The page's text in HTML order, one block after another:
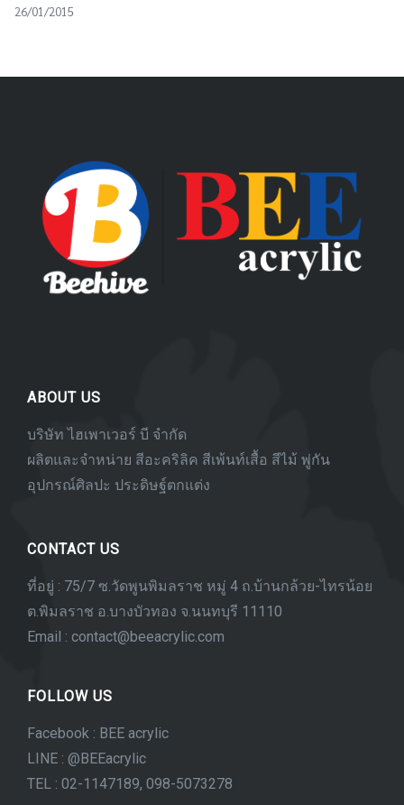
26/01/2015
ABOUT US
บริษัท ไฮเพาเวอร์ บี จำกัด
ผลิตและจำหน่าย สีอะคริลิค สีเพ้นท์เสื้อ สีไม้ พู่กัน
อุปกรณ์ศิลปะ ประดิษฐ์ตกแต่ง
CONTACT US
ที่อยู่ : 75/7 ซ.วัดพูนพิมลราช หมู่ 4 ถ.บ้านกล้วย-ไทรน้อย
ต.พิมลราช อ.บางบัวทอง จ.นนทบุรี 11110
Email : contact@beeacrylic.com
FOLLOW US
Facebook : BEE acrylic
LINE : @BEEacrylic
TEL : 02-1147189, 098-5073278